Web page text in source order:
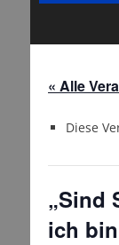
« Alle
Diese
„Sind
ich